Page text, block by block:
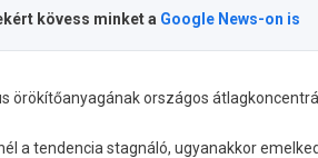
kövess minket a Google News-on is
örökítőanyagának országos
a tendencia stagnáló, ugyanakkor